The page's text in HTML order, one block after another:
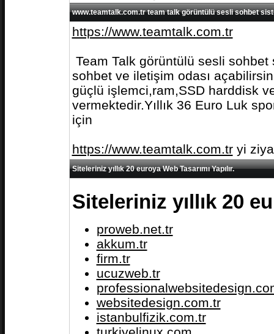
www.teamtalk.com.tr team talk görüntülü sesli sohbet
https://www.teamtalk.com.tr
Team Talk görüntülü sesli
sohbet ve iletişim odası
güçlü işlemci,ram,SSD harddisk
vermektedir.Yıllık 36 Euro Luk
için
https://www.teamtalk.com.tryi
Siteleriniz yıllık 20 euroya Web Tasarımı Yapılır.
Siteleriniz yıllık 20
proweb.net.tr
akkum.tr
firm.tr
ucuzweb.tr
websitedesign.com.tr
istanbulfizik.com.tr